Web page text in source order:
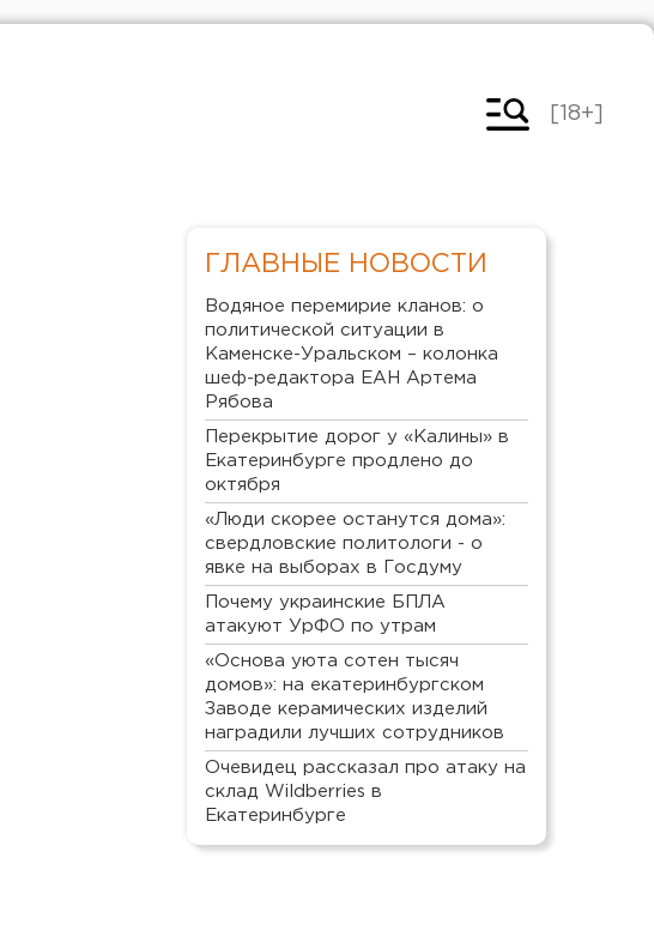
[18+]
ГЛАВНЫЕ НОВОСТИ
Водяное перемирие кланов: о
политической ситуации в
Каменске-Уральском – колонка
шеф-редактора ЕАН Артема
Рябова
Перекрытие дорог у «Калины» в
Екатеринбурге продлено до
октября
«Люди скорее останутся дома»:
свердловские политологи - о
явке на выборах в Госдуму
Почему украинские БПЛА
атакуют УрФО по утрам
«Основа уюта сотен тысяч
домов»: на екатеринбургском
Заводе керамических изделий
наградили лучших сотрудников
Очевидец рассказал про атаку на
склад Wildberries в
Екатеринбурге